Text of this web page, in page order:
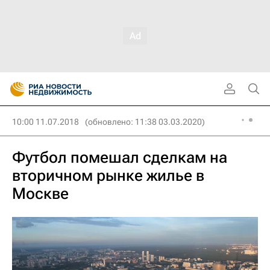
10:00 11.07.2018 (обновлено: 11:38 03.03.2020)
Футбол помешал сделкам на
вторичном рынке жилье в
Москве